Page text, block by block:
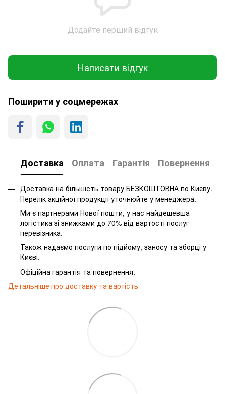
Додайте перший відгук
Написати відгук
Поширити у соцмережах
Доставка Оплата Гарантія Повернення
Доставка на більшість товару БЕЗКОШТОВНА по Києву.
Перелік акційної продукції уточнюйте у менеджера.
Ми є партнерами Нової пошти, у нас найдешевша
логістика зі знижками до 70% від вартості послуг
перевізника.
Також надаємо послуги по підйому, заносу та зборці у
Києві.
Офіційна гарантія та повернення.
Детальніше про доставку та вартість